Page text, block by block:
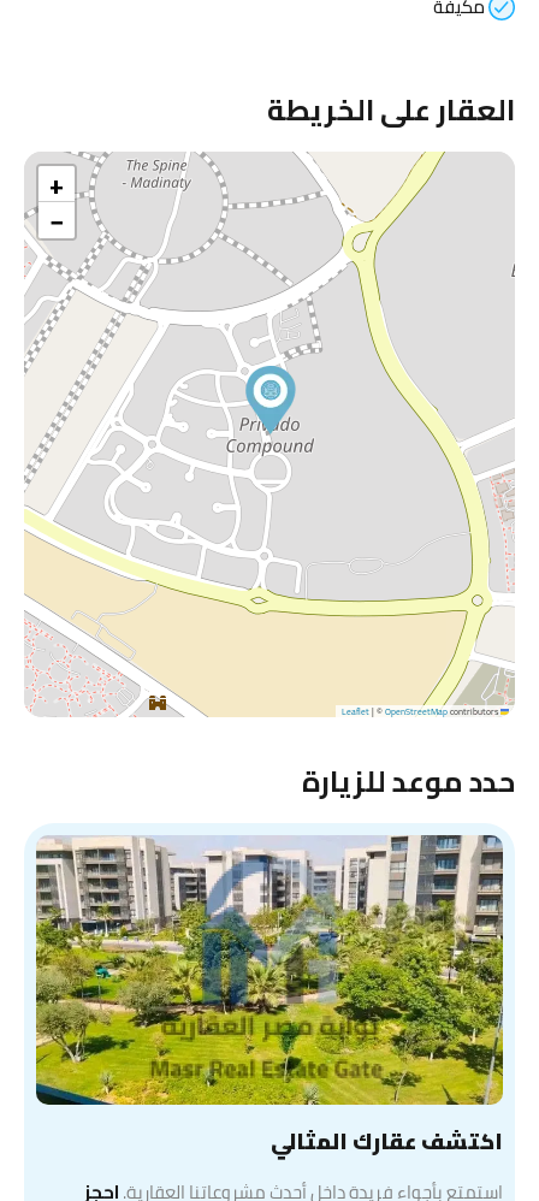
العقار على الخريطة
+
−
Leaflet
|©OpenStreetMapcontributors
حدد موعد للزيارة
اكتشف عقارك المثالي
استمتع بأجواء فريدة داخل أحدث مشروعاتنا العقارية.احجز